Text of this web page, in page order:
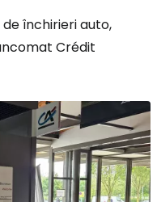
închirieri auto,
Crédit